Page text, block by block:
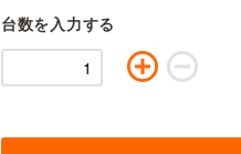
台数を入力する